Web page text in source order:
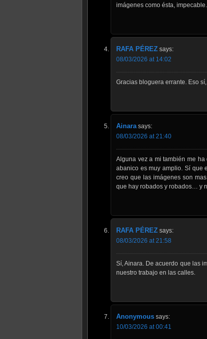
imágenes como ésta, impecable.
RAFA PÉREZ says:
08/03/2026 at 14:02
Gracias bloguera errante. Eso
Ainara says:
08/03/2026 at 21:40
Alguna vez a mi también me
abanico es muy amplio. Sí que
creo que las imágenes son
que hay robados y robados… y
RAFA PÉREZ says:
08/03/2026 at 21:58
Sí, Ainara. De acuerdo que las
nuestro trabajo en las calles.
Anonymous says:
10/03/2026 at 00:41